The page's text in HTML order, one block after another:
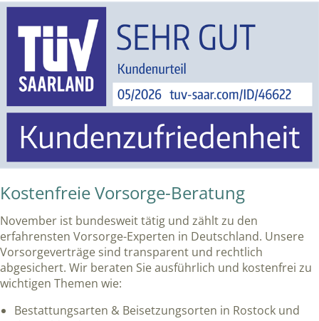
Kostenfreie Vorsorge-Beratung
November ist bundesweit tätig und zählt zu den
erfahrensten Vorsorge-Experten in Deutschland. Unsere
Vorsorgeverträge sind transparent und rechtlich
abgesichert. Wir beraten Sie ausführlich und kostenfrei zu
wichtigen Themen wie:
Bestattungsarten & Beisetzungsorten in Rostock und